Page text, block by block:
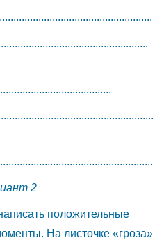
2
положительные
На листочке «гроза»